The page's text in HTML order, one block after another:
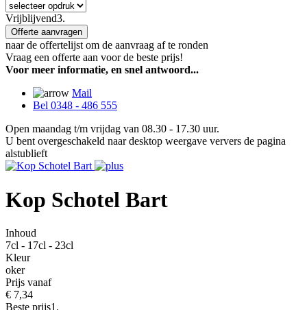
Vrijblijvend3.
Offerte aanvragen
naar de offertelijst om de aanvraag af te ronden
Vraag een offerte aan voor de beste prijs!
Voor meer informatie, en snel antwoord...
Mail
Bel 0348 - 486 555
Open maandag t/m vrijdag van 08.30 - 17.30 uur.
U bent overgeschakeld naar desktop weergave ververs de pagina
alstublieft
Kop Schotel Bart
Inhoud
7cl - 17cl - 23cl
Kleur
oker
Prijs vanaf
€ 7,34
Beste prijs1.